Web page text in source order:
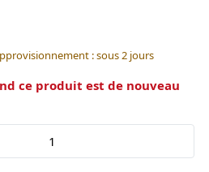
: sous 2 jours
ce produit est de nouveau